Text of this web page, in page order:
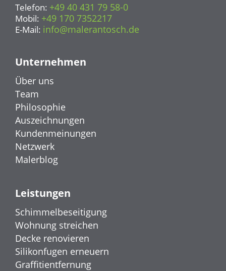
Telefon: +49 40 431 79 58-0
Mobil: +49 170 7352217
E-Mail: info@malerantosch.de
Unternehmen
Über uns
Team
Philosophie
Auszeichnungen
Kundenmeinungen
Netzwerk
Malerblog
Leistungen
Schimmelbeseitigung
Wohnung streichen
Decke renovieren
Silikonfugen erneuern
Graffitientfernung